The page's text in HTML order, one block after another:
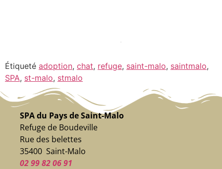
Étiqueté adoption, chat, refuge, saint-malo, saintmalo,
SPA, st-malo, stmalo
SPA du Pays de Saint-Malo
Refuge de Boudeville
Rue des belettes
35400 Saint-Malo
02 99 82 06 91